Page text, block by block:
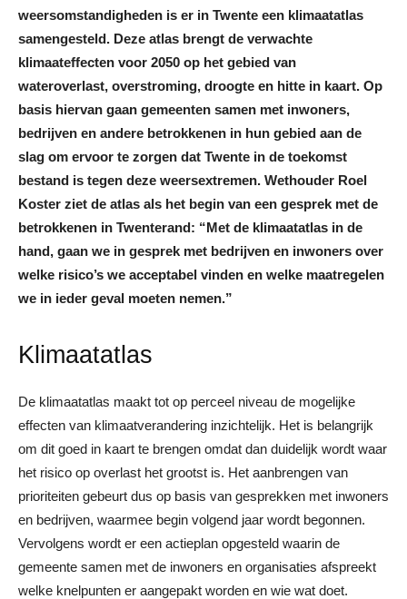
weersomstandigheden is er in Twente een klimaatatlas
samengesteld. Deze atlas brengt de verwachte
klimaateffecten voor 2050 op het gebied van
wateroverlast, overstroming, droogte en hitte in kaart. Op
basis hiervan gaan gemeenten samen met inwoners,
bedrijven en andere betrokkenen in hun gebied aan de
slag om ervoor te zorgen dat Twente in de toekomst
bestand is tegen deze weersextremen. Wethouder Roel
Koster ziet de atlas als het begin van een gesprek met de
betrokkenen in Twenterand: “Met de klimaatatlas in de
hand, gaan we in gesprek met bedrijven en inwoners over
welke risico’s we acceptabel vinden en welke maatregelen
we in ieder geval moeten nemen.”
Klimaatatlas
De klimaatatlas maakt tot op perceel niveau de mogelijke
effecten van klimaatverandering inzichtelijk. Het is belangrijk
om dit goed in kaart te brengen omdat dan duidelijk wordt waar
het risico op overlast het grootst is. Het aanbrengen van
prioriteiten gebeurt dus op basis van gesprekken met inwoners
en bedrijven, waarmee begin volgend jaar wordt begonnen.
Vervolgens wordt er een actieplan opgesteld waarin de
gemeente samen met de inwoners en organisaties afspreekt
welke knelpunten er aangepakt worden en wie wat doet.